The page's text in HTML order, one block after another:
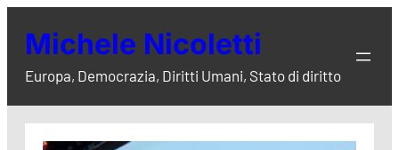
Michele Nicoletti
Europa, Democrazia, Diritti Umani, Stato di diritto